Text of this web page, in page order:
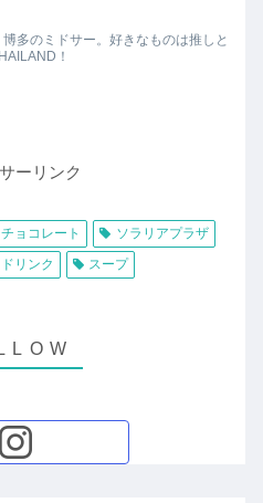
多のミドサー。好きなものは推しと
！
ーリンク
チョコレート
ソラリアプラザ
リンク スープ